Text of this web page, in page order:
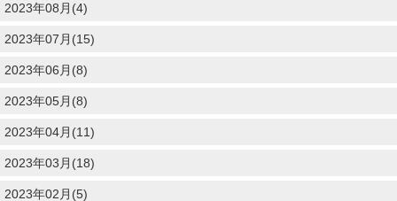
2023年08月(4)
2023年07月(15)
2023年06月(8)
2023年05月(8)
2023年04月(11)
2023年03月(18)
2023年02月(5)